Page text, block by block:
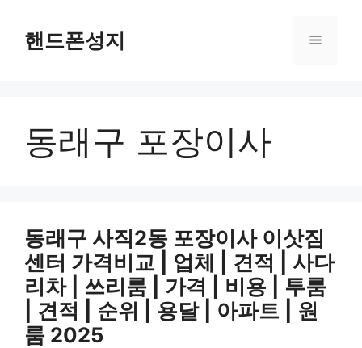
content핸드폰성지 Menu
동래구 포장이사
동래구 사직2동 포장이사 이삿짐
센터 가격비교 | 업체 | 견적 | 사다
리차 | 쓰리룸 | 가격 | 비용 | 투룸
| 견적 | 순위 | 용달 | 아파트 | 원
룸 2025